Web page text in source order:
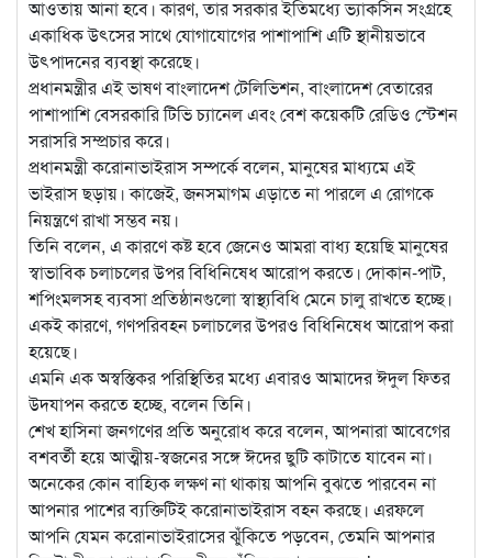
আওতায় আনা হবে। কারণ, তার সরকার ইতিমধ্যে ভ্যাকসিন সংগ্রহে
একাধিক উৎসের সাথে যোগাযোগের পাশাপাশি এটি স্থানীয়ভাবে
উৎপাদনের ব্যবস্থা করেছে।
প্রধানমন্ত্রীর এই ভাষণ বাংলাদেশ টেলিভিশন, বাংলাদেশ বেতারের
পাশাপাশি বেসরকারি টিভি চ্যানেল এবং বেশ কয়েকটি রেডিও স্টেশন
সরাসরি সম্প্রচার করে।
প্রধানমন্ত্রী করোনাভাইরাস সম্পর্কে বলেন, মানুষের মাধ্যমে এই
ভাইরাস ছড়ায়। কাজেই, জনসমাগম এড়াতে না পারলে এ রোগকে
নিয়ন্ত্রণে রাখা সম্ভব নয়।
তিনি বলেন, এ কারণে কষ্ট হবে জেনেও আমরা বাধ্য হয়েছি মানুষের
স্বাভাবিক চলাচলের উপর বিধিনিষেধ আরোপ করতে। দোকান-পাট,
শপিংমলসহ ব্যবসা প্রতিষ্ঠানগুলো স্বাস্থ্যবিধি মেনে চালু রাখতে হচ্ছে।
একই কারণে, গণপরিবহন চলাচলের উপরও বিধিনিষেধ আরোপ করা
হয়েছে।
এমনি এক অস্বস্তিকর পরিস্থিতির মধ্যে এবারও আমাদের ঈদুল ফিতর
উদযাপন করতে হচ্ছে, বলেন তিনি।
শেখ হাসিনা জনগণের প্রতি অনুরোধ করে বলেন, আপনারা আবেগের
বশবর্তী হয়ে আত্মীয়-স্বজনের সঙ্গে ঈদের ছুটি কাটাতে যাবেন না।
অনেকের কোন বাহ্যিক লক্ষণ না থাকায় আপনি বুঝতে পারবেন না
আপনার পাশের ব্যক্তিটিই করোনাভাইরাস বহন করছে। এরফলে
আপনি যেমন করোনাভাইরাসের ঝুঁকিতে পড়বেন, তেমনি আপনার